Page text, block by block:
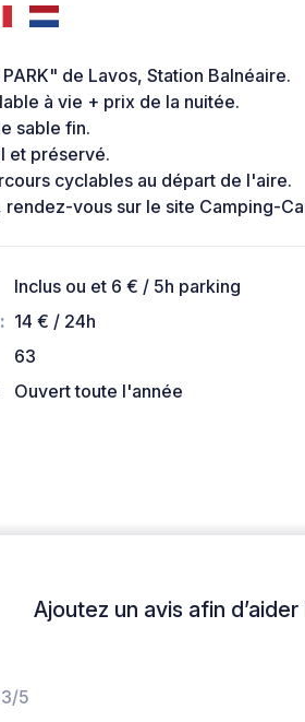
de Lavos, Station Balnéaire.
à vie + prix de la nuitée.
sable fin.
et préservé.
cyclables au départ de l'aire.
vous sur le site Camping-
Inclus ou et 6 € / 5h parking
14 € / 24h
63
Ouvert toute l'année
Ajoutez un avis afin
5